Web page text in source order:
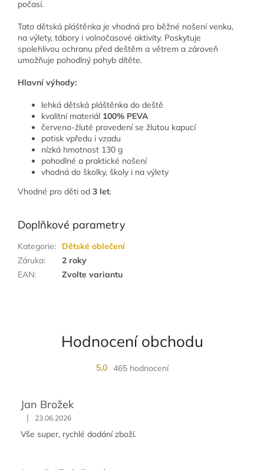
počasí.
Tato dětská pláštěnka je vhodná pro běžné nošení venku,
na výlety, tábory i volnočasové aktivity. Poskytuje
spolehlivou ochranu před deštěm a větrem a zároveň
umožňuje pohodlný pohyb dítěte.
Hlavní výhody:
lehká dětská pláštěnka do deště
kvalitní materiál 100% PEVA
červeno-žluté provedení se žlutou kapucí
potisk vpředu i vzadu
nízká hmotnost 130 g
pohodlné a praktické nošení
vhodná do školky, školy i na výlety
Vhodné pro děti od 3 let.
Doplňkové parametry
Kategorie:
Dětské oblečení
Záruka:
2 roky
EAN: Zvolte variantu
Hodnocení obchodu
5,0 465 hodnocení
Jan Brožek
| 23.06.2026
Vše super, rychlé dodání zboží.